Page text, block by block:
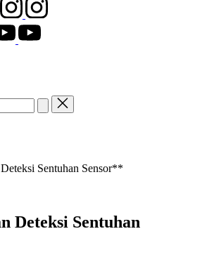
Sentuhan Sensor**
Deteksi Sentuhan